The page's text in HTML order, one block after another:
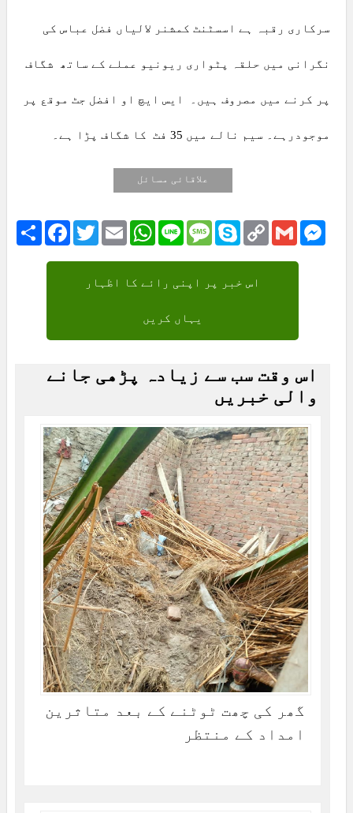
سرکاری رقبہ ہے اسسٹنٹ کمشنر لالیاں فضل عباس کی
نگرانی میں حلقہ پٹواری ریونیو عملے کے ساتھ شگاف
پر کرنے میں مصروف ہیں۔ ایس ایچ او افضل جٹ موقع پر
موجودرہے۔ سیم نالے میں 35 فٹ کا شگاف پڑا ہے۔
علاقائی مسائل
ShareFacebook
TwitterEmailWhatsApp
Line Message
SkypeCopy
Link
Gmail
اس خبر پر اپنی رائے کا اظہار
یہاں کریں
اس وقت سب سے زیادہ پڑھی جانے
والی خبریں
گھر کی چھت ٹوٹنے کے بعد متاثرین
امداد کے منتظر